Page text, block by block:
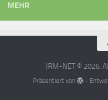
MEHR
IRM-NET © 2026.
Präsentiert von -